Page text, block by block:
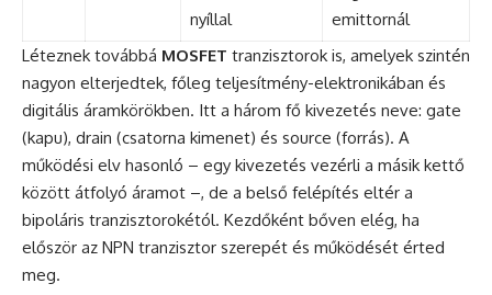
nyíllal
emittornál
Léteznek továbbá MOSFET tranzisztorok is, amelyek szintén
nagyon elterjedtek, főleg teljesítmény-elektronikában és
digitális áramkörökben. Itt a három fő kivezetés neve: gate
(kapu), drain (csatorna kimenet) és source (forrás). A
működési elv hasonló – egy kivezetés vezérli a másik kettő
között átfolyó áramot –, de a belső felépítés eltér a
bipoláris tranzisztorokétól. Kezdőként bőven elég, ha
először az NPN tranzisztor szerepét és működését érted
meg.